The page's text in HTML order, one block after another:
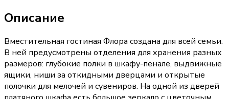
Описание
Вместительная гостиная Флора создана для всей семьи.
В ней предусмотрены отделения для хранения разных
размеров: глубокие полки в шкафу-пенале, выдвижные
ящики, ниши за откидными дверцами и открытые
полочки для мелочей и сувениров. На одной из дверей